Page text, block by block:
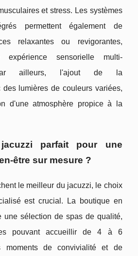
et stress. Les systèmes
permettent également de
relaxantes ou revigorantes,
sensorielle multi-
Par ailleurs, l'ajout de la
des lumières de couleurs variées,
d'une atmosphère propice à la
parfait pour une
être sur mesure ?
le meilleur du jacuzzi, le choix
est crucial. La boutique en
une sélection de spas de qualité,
pouvant accueillir de 4 à 6
moments de convivialité et de